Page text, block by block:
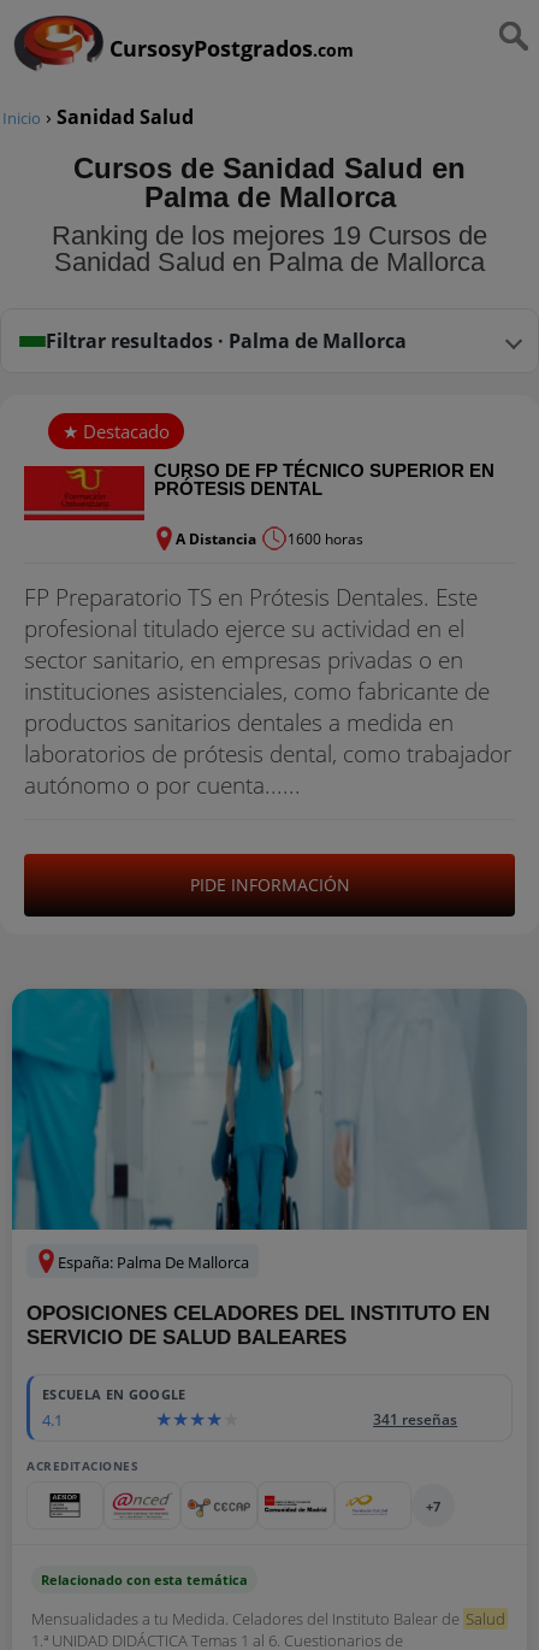
CursosyPostgrados.com
Inicio › Sanidad Salud
Cursos de Sanidad Salud en
Palma de Mallorca
Ranking de los mejores 19 Cursos de
Sanidad Salud en Palma de Mallorca
Filtrar resultados · Palma de Mallorca
CURSO DE FP TÉCNICO SUPERIOR EN
PRÓTESIS DENTAL
A Distancia 1600 horas
FP Preparatorio TS en Prótesis Dentales. Este
profesional titulado ejerce su actividad en el
sector sanitario, en empresas privadas o en
instituciones asistenciales, como fabricante de
productos sanitarios dentales a medida en
laboratorios de prótesis dental, como trabajador
autónomo o por cuenta......
PIDE INFORMACIÓN
España: Palma De Mallorca
OPOSICIONES CELADORES DEL INSTITUTO EN
SERVICIO DE SALUD BALEARES
ESCUELA EN GOOGLE
4.1 341 reseñas
ACREDITACIONES
+7
Relacionado con esta temática
Mensualidades a tu Medida. Celadores del Instituto Balear de Salud
1.ª UNIDAD DIDÁCTICA Temas 1 al 6. Cuestionarios de